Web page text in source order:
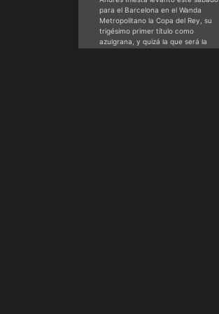
para el Barcelona en el Wanda
Metropolitano la Copa del Rey, su
trigésimo primer título como
azulgrana, y quizá la que será la